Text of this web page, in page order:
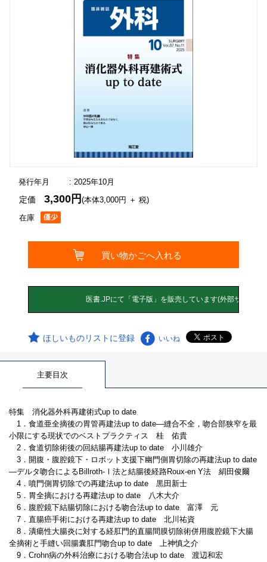
発行年月 : 2025年10月
在庫
定価3,300円(本体3,000円 ＋ 税)
ほしいものリストに登録 いいね
主要目次
特集 消化器外科再建術式up to date
1．食道亜全摘後の胃管再建法up to date―縫合不全，吻合部狭窄を最
小限にする現状でのベストプラクティス 桂 佑貴
2．食道切除術後の回結腸再建法up to date 小川雄介
3．開腹・腹腔鏡下・ロボット支援下幽門側胃切除の再建法up to date
―デルタ吻合によるBillroth-Ⅰ法と結腸後経路Roux-en Y法 絹田俊爾
4．噴門側胃切除での再建法up to date 黒田新士
5．胃全摘における再建法up to date 八木大介
6．腹腔鏡下結腸切除における吻合法up to date 富澤 元
7．直腸癌手術における再建法up to date 北川祐資
8．潰瘍性大腸炎に対する経肛門的直腸間膜切除術併用腹腔鏡下大腸
全摘術と手縫い回腸囊肛門吻合up to date 上神慎之介
9．Crohn病の外科治療における吻合法up to date 渡辺和宏